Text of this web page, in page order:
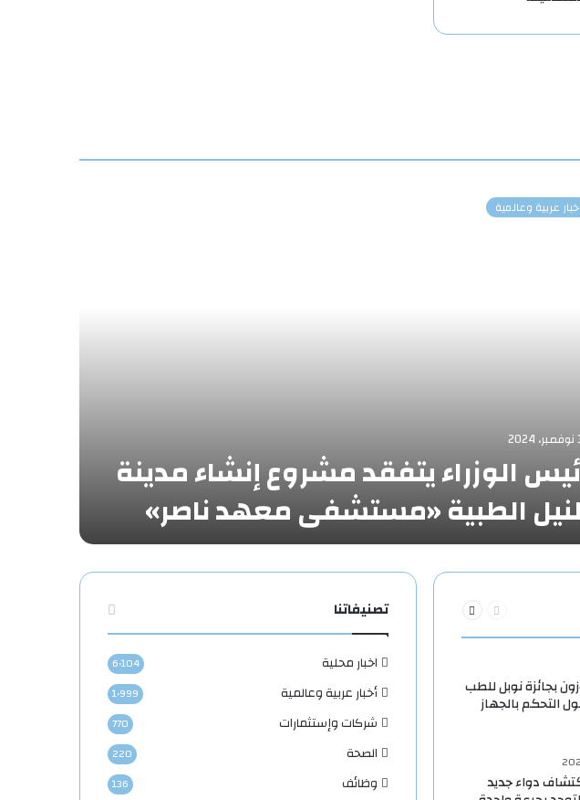
عربية وعالمية
الوزراء يتفقد مشروع إنشاء مدينة
الطبية «مستشفى معهد ناصر»
الصفحة
بجائزة نوبل للطب
التحكم بالجهاز
دواء جديد
تصنيفاتنا
اخبار محلية 6٬104
أخبار عربية وعالمية 1٬999
شركات وإستثمارات 770
الصحة 220
وظائف 136